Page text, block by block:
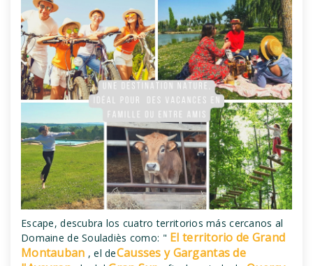
Escape, descubra los cuatro territorios más cercanos al
Domaine de Souladiès como: " El territorio de Grand
Montauban , el deCausses y Gargantas de